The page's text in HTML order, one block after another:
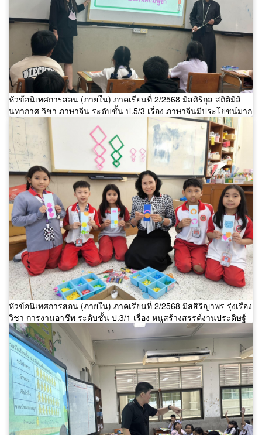
หัวข้อนิเทศการสอน (ภายใน) ภาคเรียนที่ 2/2568 มิสศิริกุล สถิติมิลิ
นทากาศ วิชา ภาษาจีน ระดับชั้น ป.5/3 เรื่อง ภาษาจีนมีประโยชน์มาก
หัวข้อนิเทศการสอน (ภายใน) ภาคเรียนที่ 2/2568 มิสสิริญาพร รุ่งเรือง
วิชา การงานอาชีพ ระดับชั้น ป.3/1 เรื่อง หนูสร้างสรรค์งานประดิษฐ์